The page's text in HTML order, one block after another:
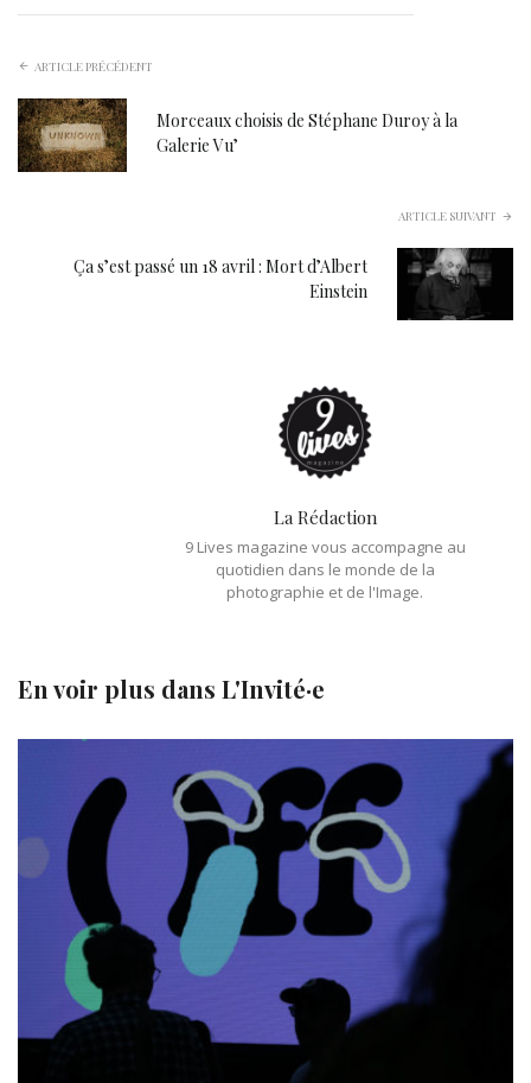
ARTICLE PRÉCÉDENT
Morceaux choisis de Stéphane Duroy à la
Galerie Vu’
ARTICLE SUIVANT
Ça s’est passé un 18 avril : Mort d’Albert
Einstein
La Rédaction
9 Lives magazine vous accompagne au
quotidien dans le monde de la
photographie et de l'Image.
En voir plus dans L'Invité·e